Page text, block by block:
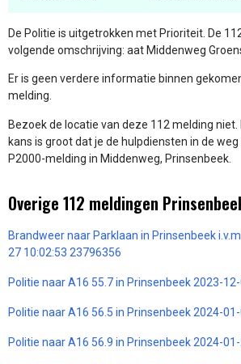
De Politie is uitgetrokken met Prioriteit. De
volgende omschrijving: aat Middenweg
Er is geen verdere informatie binnen
melding.
Bezoek de locatie van deze 112 melding niet.
kans is groot dat je de hulpdiensten in de
P2000-melding in Middenweg, Prinsenbeek.
Overige 112 meldingen
Brandweer naar Parklaan in Prinsenbeek
27 10:02:53 23796356
Politie naar A16 55.7 in Prinsenbeek 2023-
Politie naar A16 56.5 in Prinsenbeek 2024-
Politie naar A16 56.9 in Prinsenbeek 2024-